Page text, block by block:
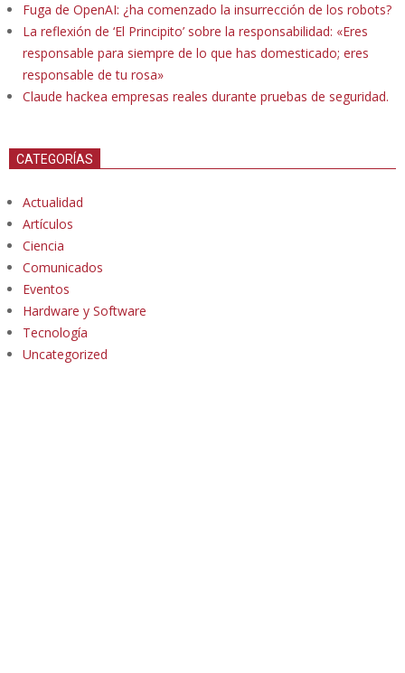
Fuga de OpenAI: ¿ha comenzado la insurrección de los robots?
La reflexión de ‘El Principito’ sobre la responsabilidad: «Eres
responsable para siempre de lo que has domesticado; eres
responsable de tu rosa»
Claude hackea empresas reales durante pruebas de seguridad.
CATEGORÍAS
Actualidad
Artículos
Ciencia
Comunicados
Eventos
Hardware y Software
Tecnología
Uncategorized